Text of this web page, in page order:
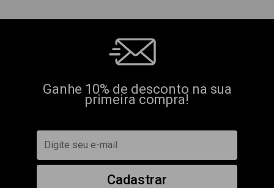
Ganhe 10% de desconto na sua
primeira compra!
Cadastrar